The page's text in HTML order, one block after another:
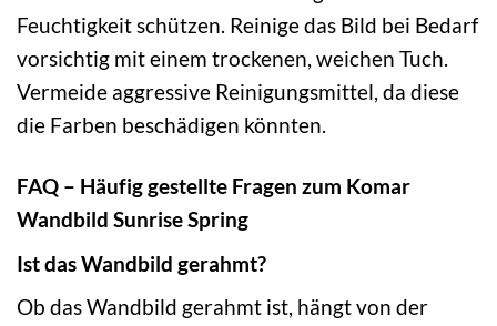
Feuchtigkeit schützen. Reinige das Bild bei Bedarf
vorsichtig mit einem trockenen, weichen Tuch.
Vermeide aggressive Reinigungsmittel, da diese
die Farben beschädigen könnten.
FAQ – Häufig gestellte Fragen zum Komar
Wandbild Sunrise Spring
Ist das Wandbild gerahmt?
Ob das Wandbild gerahmt ist, hängt von der